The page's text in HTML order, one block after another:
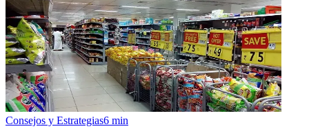
Consejos y Estrategias6 min